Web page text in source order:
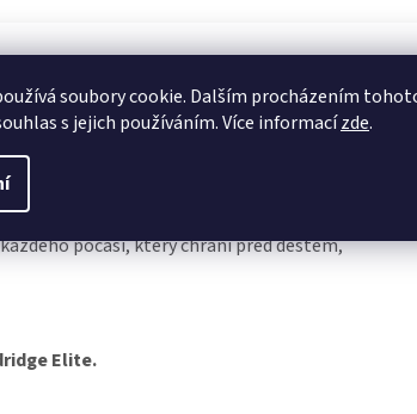
soubory cookie. Dalším procházením
s jejich používáním. Více informacízde.
počasí, který chrání před deštěm,
Elite.